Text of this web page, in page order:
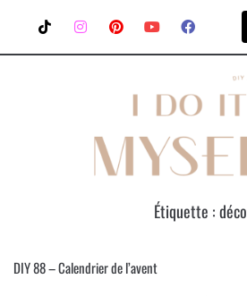
Étiquette :déco
DIY 88 – Calendrier de l’avent